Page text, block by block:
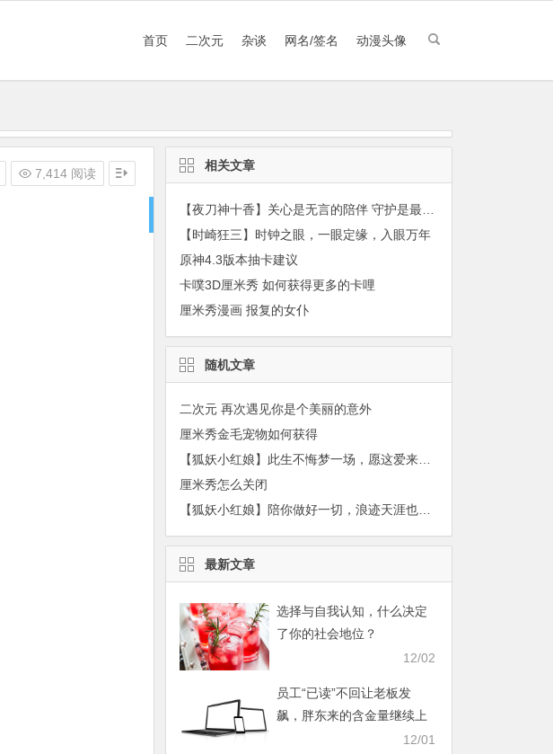
首页 二次元 杂谈 网名/签名 动漫头像
7,414 阅读
相关文章
【时崎狂三】时钟之眼，一眼定缘，入眼万年
原神4.3版本抽卡建议
卡噗3D厘米秀 如何获得更多的卡哩
厘米秀漫画 报复的女仆
随机文章
二次元 再次遇见你是个美丽的意外
厘米秀金毛宠物如何获得
【狐妖小红娘】此生不悔梦一场，愿这爱来世不换
厘米秀怎么关闭
【狐妖小红娘】陪你做好一切，浪迹天涯也无所畏惧
最新文章
选择与自我认知，什么决定
了你的社会地位？
12/02
员工“已读”不回让老板发
飙，胖东来的含金量继续上
12/01